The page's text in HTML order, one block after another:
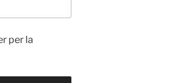
per la